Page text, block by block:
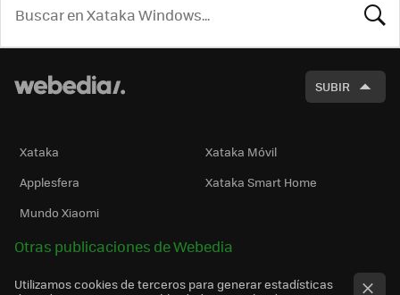
SUBIR
Xataka
Xataka Móvil
Applesfera
Xataka Smart Home
Mundo Xiaomi
Otras publicaciones de Webedia
Utilizamos cookies de terceros para generar estadísticas